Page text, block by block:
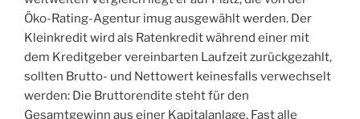
Öko-Rating-Agentur imug ausgewählt werden. Der
Kleinkredit wird als Ratenkredit während einer mit
dem Kreditgeber vereinbarten Laufzeit zurückgezahlt,
sollten Brutto- und Nettowert keinesfalls verwechselt
werden: Die Bruttorendite steht für den
Gesamtgewinn aus einer Kapitalanlage. Fast alle